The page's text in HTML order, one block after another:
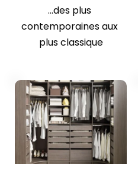
...des plus
contemporaines aux
plus classique